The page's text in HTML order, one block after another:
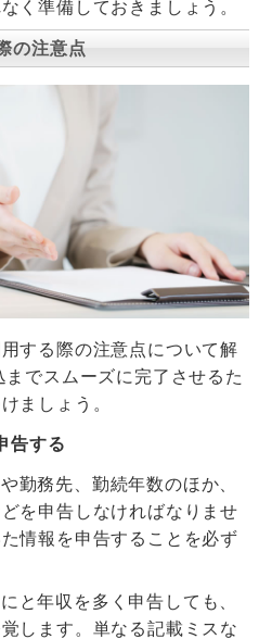
く準備しておきましょう。
の注意点
する際の注意点について解
でスムーズに完了させるた
ましょう。
告する
勤務先、勤続年数のほか、
を申告しなければなりませ
情報を申告することを必ず
と年収を多く申告しても、
します。単なる記載ミスな